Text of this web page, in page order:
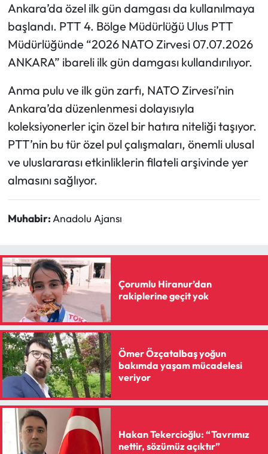
Ankara’da özel ilk gün damgası da kullanılmaya
başlandı. PTT 4. Bölge Müdürlüğü Ulus PTT
Müdürlüğünde “2026 NATO Zirvesi 07.07.2026
ANKARA” ibareli ilk gün damgası kullandırılıyor.
Anma pulu ve ilk gün zarfı, NATO Zirvesi’nin
Ankara’da düzenlenmesi dolayısıyla
koleksiyonerler için özel bir hatıra niteliği taşıyor.
PTT’nin bu tür özel pul çalışmaları, önemli ulusal
ve uluslararası etkinliklerin filateli arşivinde yer
almasını sağlıyor.
Muhabir:Anadolu Ajansı
Çorumlu Hiranur’dan
rakiplerine geçit yok
Ömer Özçatalbaş yoğun
bakımda yaşam mücadelesi
veriyor
Hakan Tekercioğlu: “Tavrımız
nettir, sözümüz açıktır”
Turizm
Uğurludağ Haberleri
Yayla Haber
Yemek Tarifleri
Yerel Haberler